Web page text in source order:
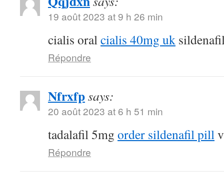
19 août 2023 at 9 h 26 min
cialis oralcialis 40mg uk
Répondre
Nfrxfpsays:
20 août 2023 at 6 h 51 min
tadalafil 5mg order sildenafil pill
Répondre